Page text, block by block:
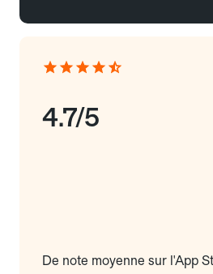
4.7/5
De note moyenne sur l'App